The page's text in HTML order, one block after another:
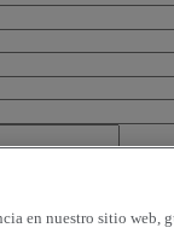
en nuestro sitio web,